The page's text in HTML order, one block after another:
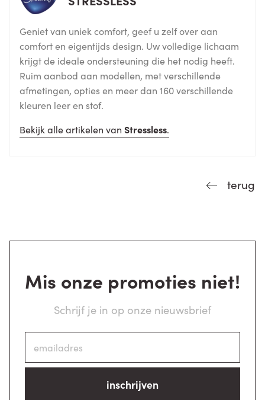
Geniet van uniek comfort, geef u zelf over aan
comfort en eigentijds design. Uw volledige lichaam
krijgt de ideale ondersteuning die het nodig heeft.
Ruim aanbod aan modellen, met verschillende
afmetingen, opties en meer dan 160 verschillende
kleuren leer en stof.
Bekijk alle artikelen van Stressless.
terug
Mis onze promoties niet!
Schrijf je in op onze nieuwsbrief
inschrijven